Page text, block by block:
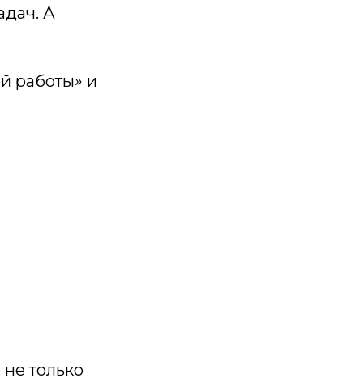
А
работы» и
только